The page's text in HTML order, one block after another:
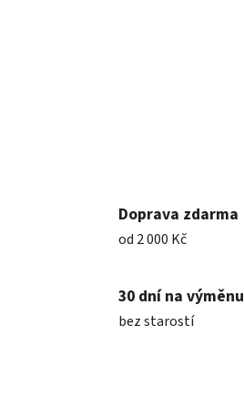
Doprava zdarma
od 2 000 Kč
30 dní na výměnu
bez starostí